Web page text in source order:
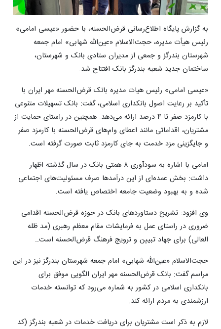
به گزارش پایگاه اطلاع‌رسانی قرض‌الحسنه، با حضور «عیسی امامی»
رئیس هیأت مدیره، حجت‌الاسلام «عین‌الله شهابی» امام جمعه
شهرستان بندرگز و جمعی از مدیران ستادی بانک و شهرستان،
ساختمان جدید شعبه بندرگز بانک افتتاح شد.
«عیسی امامی» رئیس هیات مدیره بانک قرض‌الحسنه مهر ایران با
تأکید بر رعایت اصول بانکداری اسلامی، گفت: بانک تسهیلات متنوعی
با کارمزد صفر تا ۴ درصد ارائه می‌دهد. همچنین در راستای حمایت از
مشتریان، اقداماتی مانند اعطای وام‌های قرض‌الحسنه با کارمزد صفر
و جایگزینی مزد خدمت به جای کارمزد ثابت صورت گرفته است.
امامی با اشاره به سودآوری ۸ همتی بانک در سال گذشته اظهار
داشت: بخش عمده‌ای از این درآمدها صرف مسئولیت‌های اجتماعی
شده و به بهبود وضعیت جامعه اختصاص یافته است.
وی افزود: تشریح دستاوردهای بانک در حوزه قرض‌الحسنه اقدامی
ضروری در راستای عمل به فرمایشات مقام معظم رهبری (مد ظله‌
العالی) برای جهاد تبیین و ترویج فرهنگ قرض‌الحسنه است..
حجت‌الاسلام «عین‌الله شهابی» امام جمعه شهرستان بندرگز نیز در این
مراسم گفت: بانک قرض‌الحسنه مهر ایران الگویی موفق برای
بانکداری اسلامی در کشور به شماره می‌رود که توانسته خدمات
ارزشمندی به مردم ارائه کند.
لازم به ذکر است مشتریان برای دریافت خدمات در شعبه بندرگز (کد